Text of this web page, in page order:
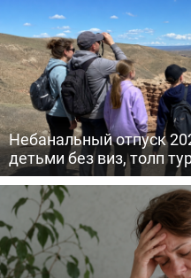
Небанальный отпуск
детьми без виз, толп